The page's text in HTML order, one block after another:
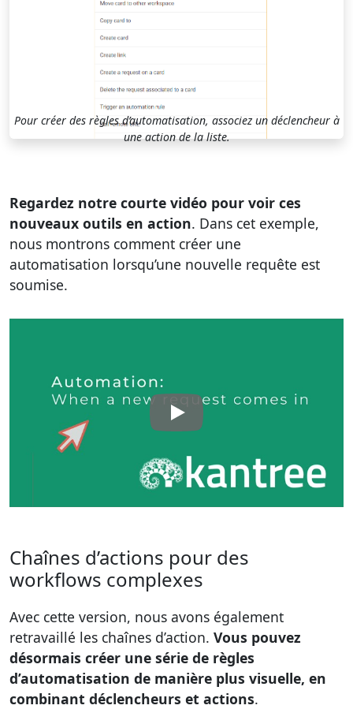
Pour créer des règles d’automatisation, associez un déclencheur à
une action de la liste.
Regardez notre courte vidéo pour voir ces
nouveaux outils en action. Dans cet exemple,
nous montrons comment créer une
automatisation lorsqu’une nouvelle requête est
soumise.
Chaînes d’actions pour des
workflows complexes
Avec cette version, nous avons également
retravaillé les chaînes d’action. Vous pouvez
désormais créer une série de règles
d’automatisation de manière plus visuelle, en
combinant déclencheurs et actions.